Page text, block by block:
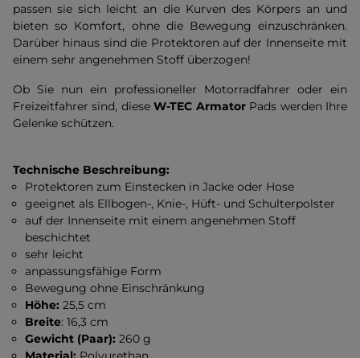
passen sie sich leicht an die Kurven des Körpers an und
bieten so Komfort, ohne die Bewegung einzuschränken.
Darüber hinaus sind die Protektoren auf der Innenseite mit
einem sehr angenehmen Stoff überzogen!
Ob Sie nun ein professioneller Motorradfahrer oder ein
Freizeitfahrer sind, dieseW-TEC ArmatorPads werden Ihre
Gelenke schützen.
Technische Beschreibung:
Protektoren zum Einstecken in Jacke oder Hose
geeignet als Ellbogen-, Knie-, Hüft- und Schulterpolster
auf der Innenseite mit einem angenehmen Stoff
beschichtet
sehr leicht
anpassungsfähige Form
Bewegung ohne Einschränkung
Höhe:25,5 cm
Breite: 16,3 cm
Gewicht (Paar):260 g